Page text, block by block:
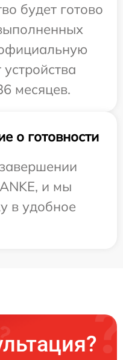
будет готово
месяцев.
о готовности
и мы
в удобное